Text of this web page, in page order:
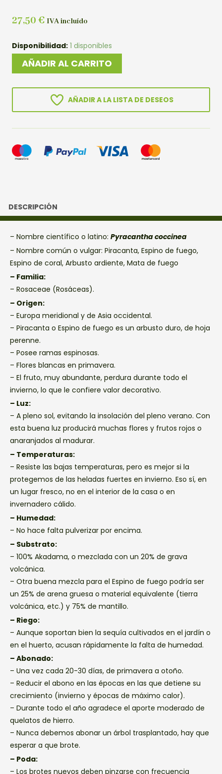
27,50 € IVA incluído
Disponibilidad: 1 disponibles
BONSAI
PIRACANTA
AÑADIR AL CARRITO
AÑADIR A LA LISTA DE DESEOS
DESCRIPCIÓN
– Nombre científico o latino: Pyracantha coccinea
– Nombre común o vulgar: Piracanta, Espino de fuego,
Espino de coral, Arbusto ardiente, Mata de fuego
– Familia:
– Rosaceae (Rosáceas).
– Origen:
– Europa meridional y de Asia occidental.
– Piracanta o Espino de fuego es un arbusto duro, de hoja
perenne.
– Posee ramas espinosas.
– Flores blancas en primavera.
– El fruto, muy abundante, perdura durante todo el
invierno, lo que le confiere valor decorativo.
– Luz:
– A pleno sol, evitando la insolación del pleno verano. Con
esta buena luz producirá muchas flores y frutos rojos o
anaranjados al madurar.
– Temperaturas:
– Resiste las bajas temperaturas, pero es mejor si la
protegemos de las heladas fuertes en invierno. Eso sí, en
un lugar fresco, no en el interior de la casa o en
invernadero cálido.
– Humedad:
– No hace falta pulverizar por encima.
– Substrato:
– 100% Akadama, o mezclada con un 20% de grava
volcánica.
– Otra buena mezcla para el Espino de fuego podría ser
un 25% de arena gruesa o material equivalente (tierra
volcánica, etc.) y 75% de mantillo.
– Riego:
– Aunque soportan bien la sequía cultivados en el jardín o
en el huerto, acusan rápidamente la falta de humedad.
– Abonado:
– Una vez cada 20-30 días, de primavera a otoño.
– Reducir el abono en las épocas en las que detiene su
crecimiento (invierno y épocas de máximo calor).
– Durante todo el año agradece el aporte moderado de
quelatos de hierro.
– Nunca debemos abonar un árbol trasplantado, hay que
esperar a que brote.
– Poda:
– Los brotes nuevos deben pinzarse con frecuencia